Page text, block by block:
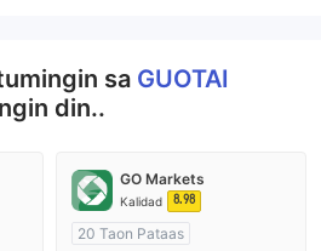
sa GUOTAI
din..
GO Markets
Kalidad 8.98
20 Taon Pataas